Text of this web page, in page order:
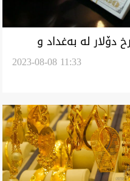
دۆلار لە بەغداد و
2023-08-08 11:33